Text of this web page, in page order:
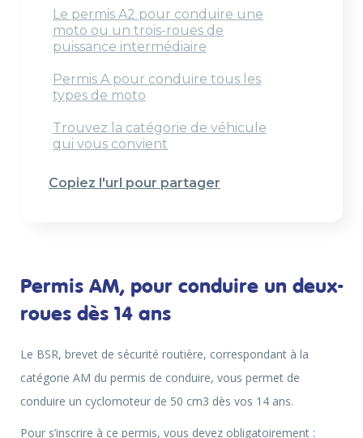
Le permis A2 pour conduire une
moto ou un trois-roues de
puissance intermédiaire
Permis A pour conduire tous les
types de moto
Trouvez la catégorie de véhicule
qui vous convient
Copiez l'url pour partager
Permis AM, pour conduire un deux-
roues dès 14 ans
Le BSR, brevet de sécurité routière, correspondant à la
catégorie AM du permis de conduire, vous permet de
conduire un cyclomoteur de 50 cm3 dès vos 14 ans.
Pour s’inscrire à ce permis, vous devez obligatoirement :